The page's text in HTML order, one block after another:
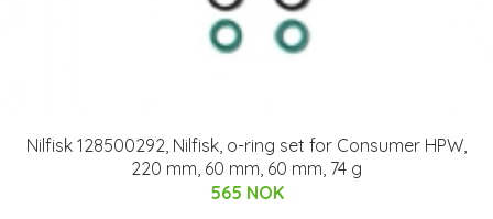
Nilfisk 128500292, Nilfisk, o-ring set for Consumer HPW,
220 mm, 60 mm, 60 mm, 74 g
565 NOK